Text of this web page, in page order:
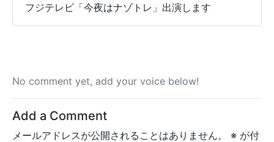
フジテレビ「今夜はナゾトレ」出演します
No comment yet, add your voice below!
Add a Comment
メールアドレスが公開されることはありません。 ※ が付